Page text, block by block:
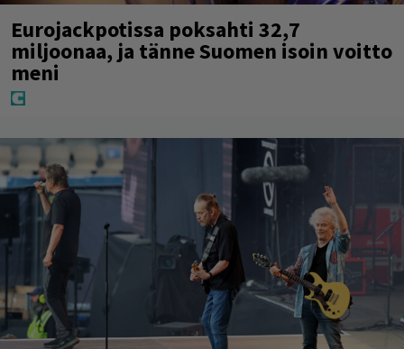
Eurojackpotissa poksahti 32,7
miljoonaa, ja tänne Suomen isoin voitto
meni